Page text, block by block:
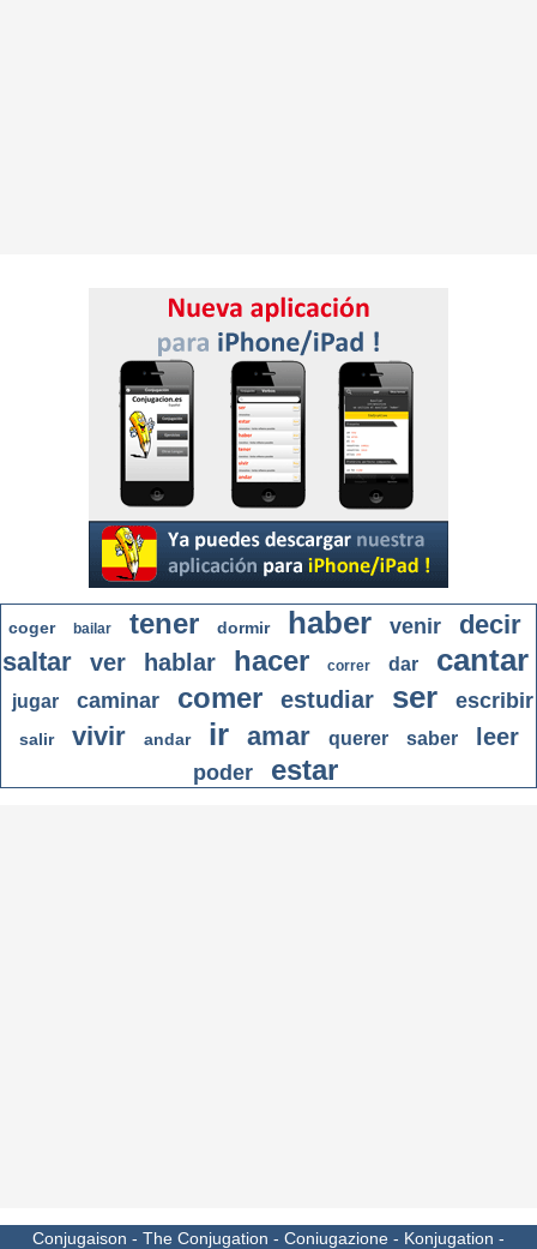
coger bailar tener dormir haber venir
decir
saltar
ver hablar hacer correr dar cantar
jugar caminar comer estudiar ser escribir
salir vivir andar ir amar querer saber leer
poder estar
Conjugaison - The Conjugation - Coniugazione - Konjugation -